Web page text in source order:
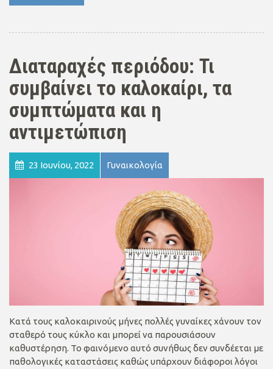
Διαταραχές περιόδου: Τι
συμβαίνει το καλοκαίρι, τα
συμπτώματα και η
αντιμετώπιση
23 Ιουνίου, 2022 Γυναικολογία
Κατά τους καλοκαιρινούς μήνες πολλές γυναίκες χάνουν τον
σταθερό τους κύκλο και μπορεί να παρουσιάσουν
καθυστέρηση. Το φαινόμενο αυτό συνήθως δεν συνδέεται με
παθολογικές καταστάσεις καθώς υπάρχουν διάφοροι λόγοι